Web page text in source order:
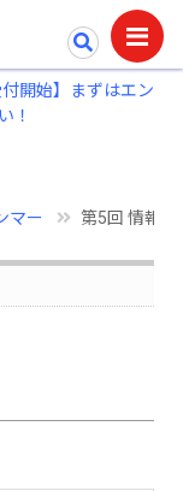
開始】まずはエン
！
マー 第5回 情報